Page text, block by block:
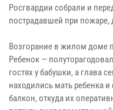
Росгвардии собрали и
пострадавшей при пожаре,
Возгорание в жилом доме
Ребенок —
гостях у бабушки, а глава
находились мать ребенка
балкон, откуда их